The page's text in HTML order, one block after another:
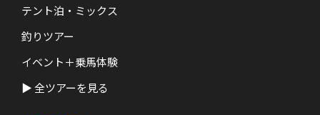
テント泊・ミックス
釣りツアー
イベント＋乗馬体験
▶ 全ツアーを見る